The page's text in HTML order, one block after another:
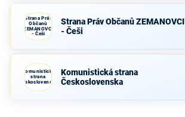
Strana Práv
Občanů
ZEMANOVCI
- Češi
Strana Práv Občanů ZEMANOVCI
- Češi
Komunistická
strana
Československa
Komunistická strana
Československa